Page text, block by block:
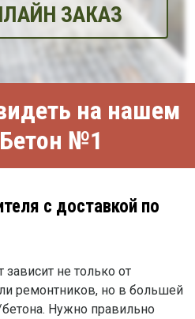
ЗАКАЗ
на нашем
№1
с доставкой по
не только от
ремонтников, но в большей
Нужно правильно